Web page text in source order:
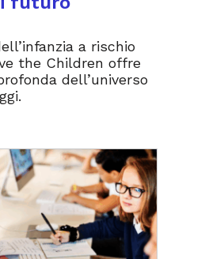
a rischio
the Children offre
dell’universo